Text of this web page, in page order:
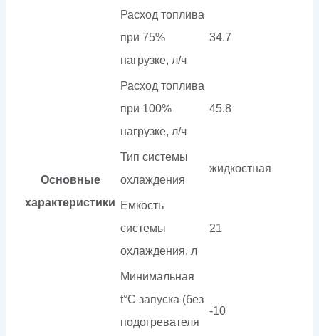
Основные
характеристики
Расход топлива
при 75%
нагрузке, л/ч
34.7
Расход топлива
при 100%
нагрузке, л/ч
45.8
Тип системы
охлаждения
жидкостная
Емкость
системы
охлаждения, л
21
Минимальная
t°С запуска (без
подогревателя
-10